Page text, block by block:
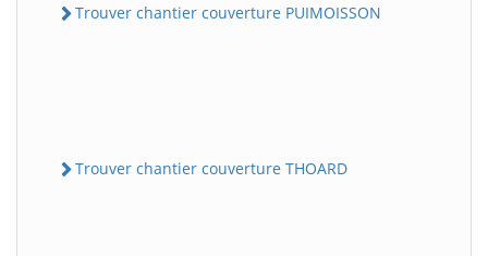
Trouver chantier couverture PUIMOISSON
Trouver chantier couverture THOARD